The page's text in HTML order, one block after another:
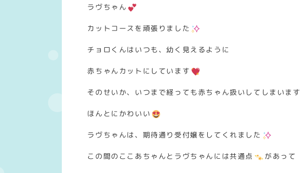
ラヴちゃん
カットコースを頑張りました
チョロくんはいつも、幼く見えるように
赤ちゃんカットにしています
そのせいか、いつまで経っても赤ちゃん扱いしてしまいます
ほんとにかわいい
ラヴちゃんは、期待通り受付嬢をしてくれました
この間のここあちゃんとラヴちゃんには共通点 があって